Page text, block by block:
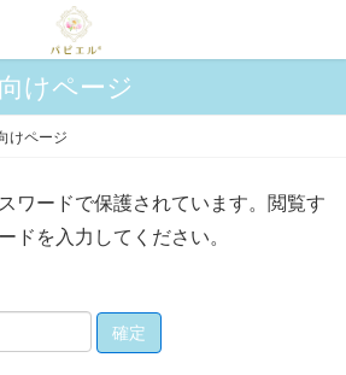
けページ
けページ
ワードで保護されています。閲覧す
ドを入力してください。